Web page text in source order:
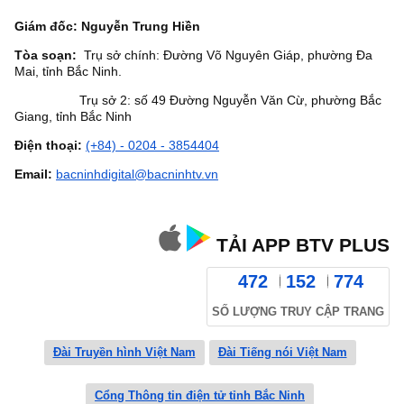
Giám đốc: Nguyễn Trung Hiền
Tòa soạn: Trụ sở chính: Đường Võ Nguyên Giáp, phường Đa
Mai, tỉnh Bắc Ninh.
Trụ sở 2: số 49 Đường Nguyễn Văn Cừ, phường Bắc
Giang, tỉnh Bắc Ninh
Điện thoại: (+84) - 0204 - 3854404
Email: bacninhdigital@bacninhtv.vn
TẢI APP BTV PLUS
472 152 774
SỐ LƯỢNG TRUY CẬP TRANG
Đài Truyền hình Việt Nam Đài Tiếng nói Việt Nam
Cổng Thông tin điện tử tỉnh Bắc Ninh